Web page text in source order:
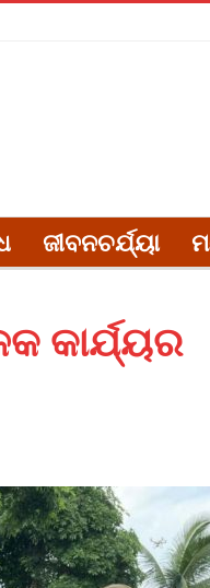
ଜୀବନଚର୍ଯ୍ୟା
କାର୍ଯ୍ୟର